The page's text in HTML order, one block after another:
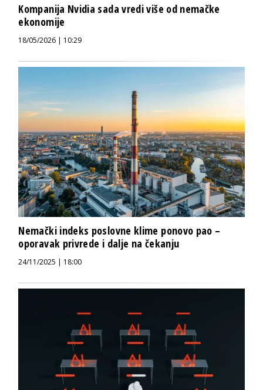
Kompanija Nvidia sada vredi više od nemačke
ekonomije
18/05/2026 | 10:29
Nemački indeks poslovne klime ponovo pao –
oporavak privrede i dalje na čekanju
24/11/2025 | 18:00